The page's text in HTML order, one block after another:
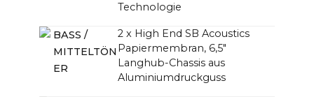
Technologie
BASS /
MITTELTÖN
ER
2 x High End SB Acoustics
Papiermembran, 6,5"
Langhub-Chassis aus
Aluminiumdruckguss